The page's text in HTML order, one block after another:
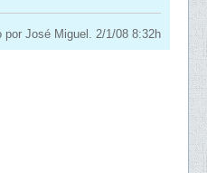
por José Miguel. 2/1/08 8:32h